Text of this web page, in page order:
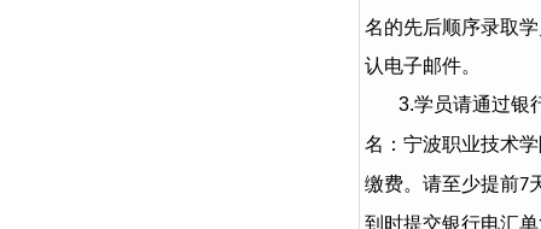
名的先后顺序录取
认电子邮件。
3.学员请通过银
名：宁波职业技术
缴费。请至少提前7
到时提交银行电汇